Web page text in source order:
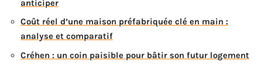
anticiper
Coût réel d’une maison préfabriquée clé en main :
analyse et comparatif
Créhen : un coin paisible pour bâtir son futur logement